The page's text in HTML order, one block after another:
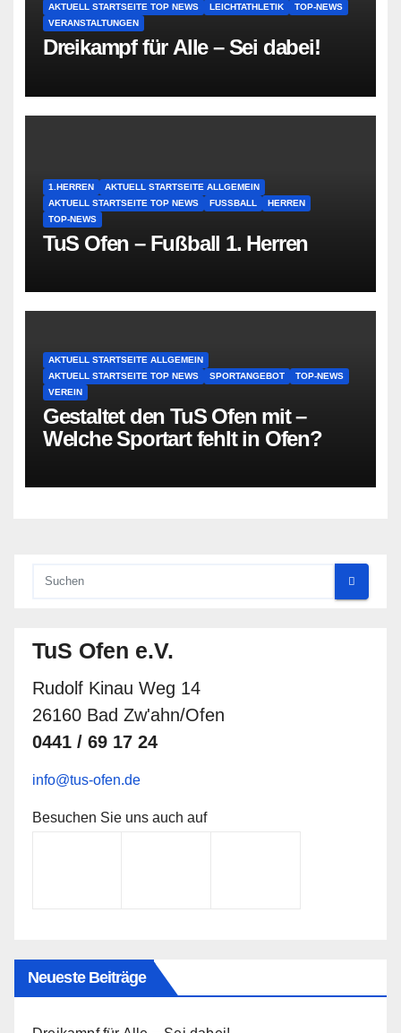
AKTUELL STARTSEITE TOP NEWS LEICHTATHLETIK
TOP-NEWS
VERANSTALTUNGEN
Dreikampf für Alle – Sei dabei!
1.HERREN
AKTUELL STARTSEITE ALLGEMEIN
AKTUELL STARTSEITE TOP NEWS
FUSSBALL
HERREN
TOP-NEWS
TuS Ofen – Fußball 1. Herren
AKTUELL STARTSEITE ALLGEMEIN
AKTUELL STARTSEITE TOP NEWS
SPORTANGEBOT
TOP-NEWS
VEREIN
Gestaltet den TuS Ofen mit –
Welche Sportart fehlt in Ofen?
TuS Ofen e.V.
Rudolf Kinau Weg 14
26160 Bad Zw'ahn/Ofen
0441 / 69 17 24
info@tus-ofen.de
Besuchen Sie uns auch auf
Neueste Beiträge